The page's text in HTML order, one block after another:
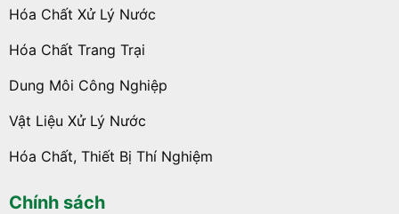
Hóa Chất Xử Lý Nước
Hóa Chất Trang Trại
Dung Môi Công Nghiệp
Vật Liệu Xử Lý Nước
Hóa Chất, Thiết Bị Thí Nghiệm
Chính sách